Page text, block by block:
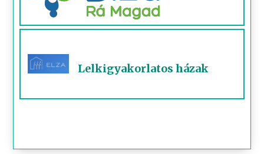
Lelkigyakorlatos házak